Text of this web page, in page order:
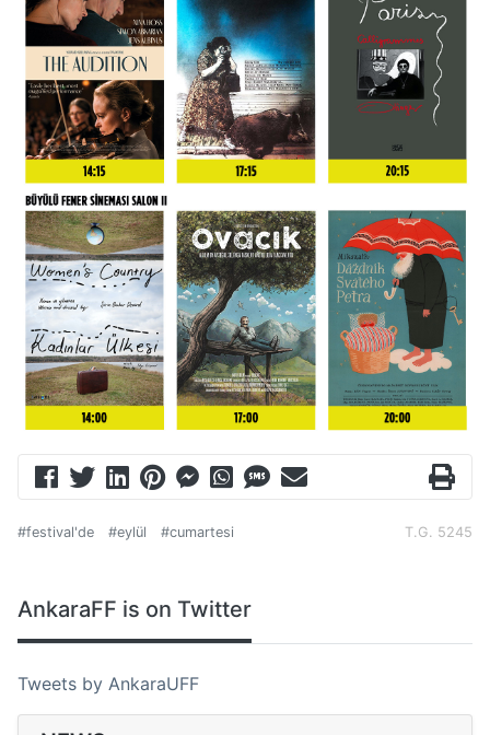
T.G. 5245
#festival'de #eylül #cumartesi
AnkaraFF is on Twitter
Tweets by AnkaraUFF